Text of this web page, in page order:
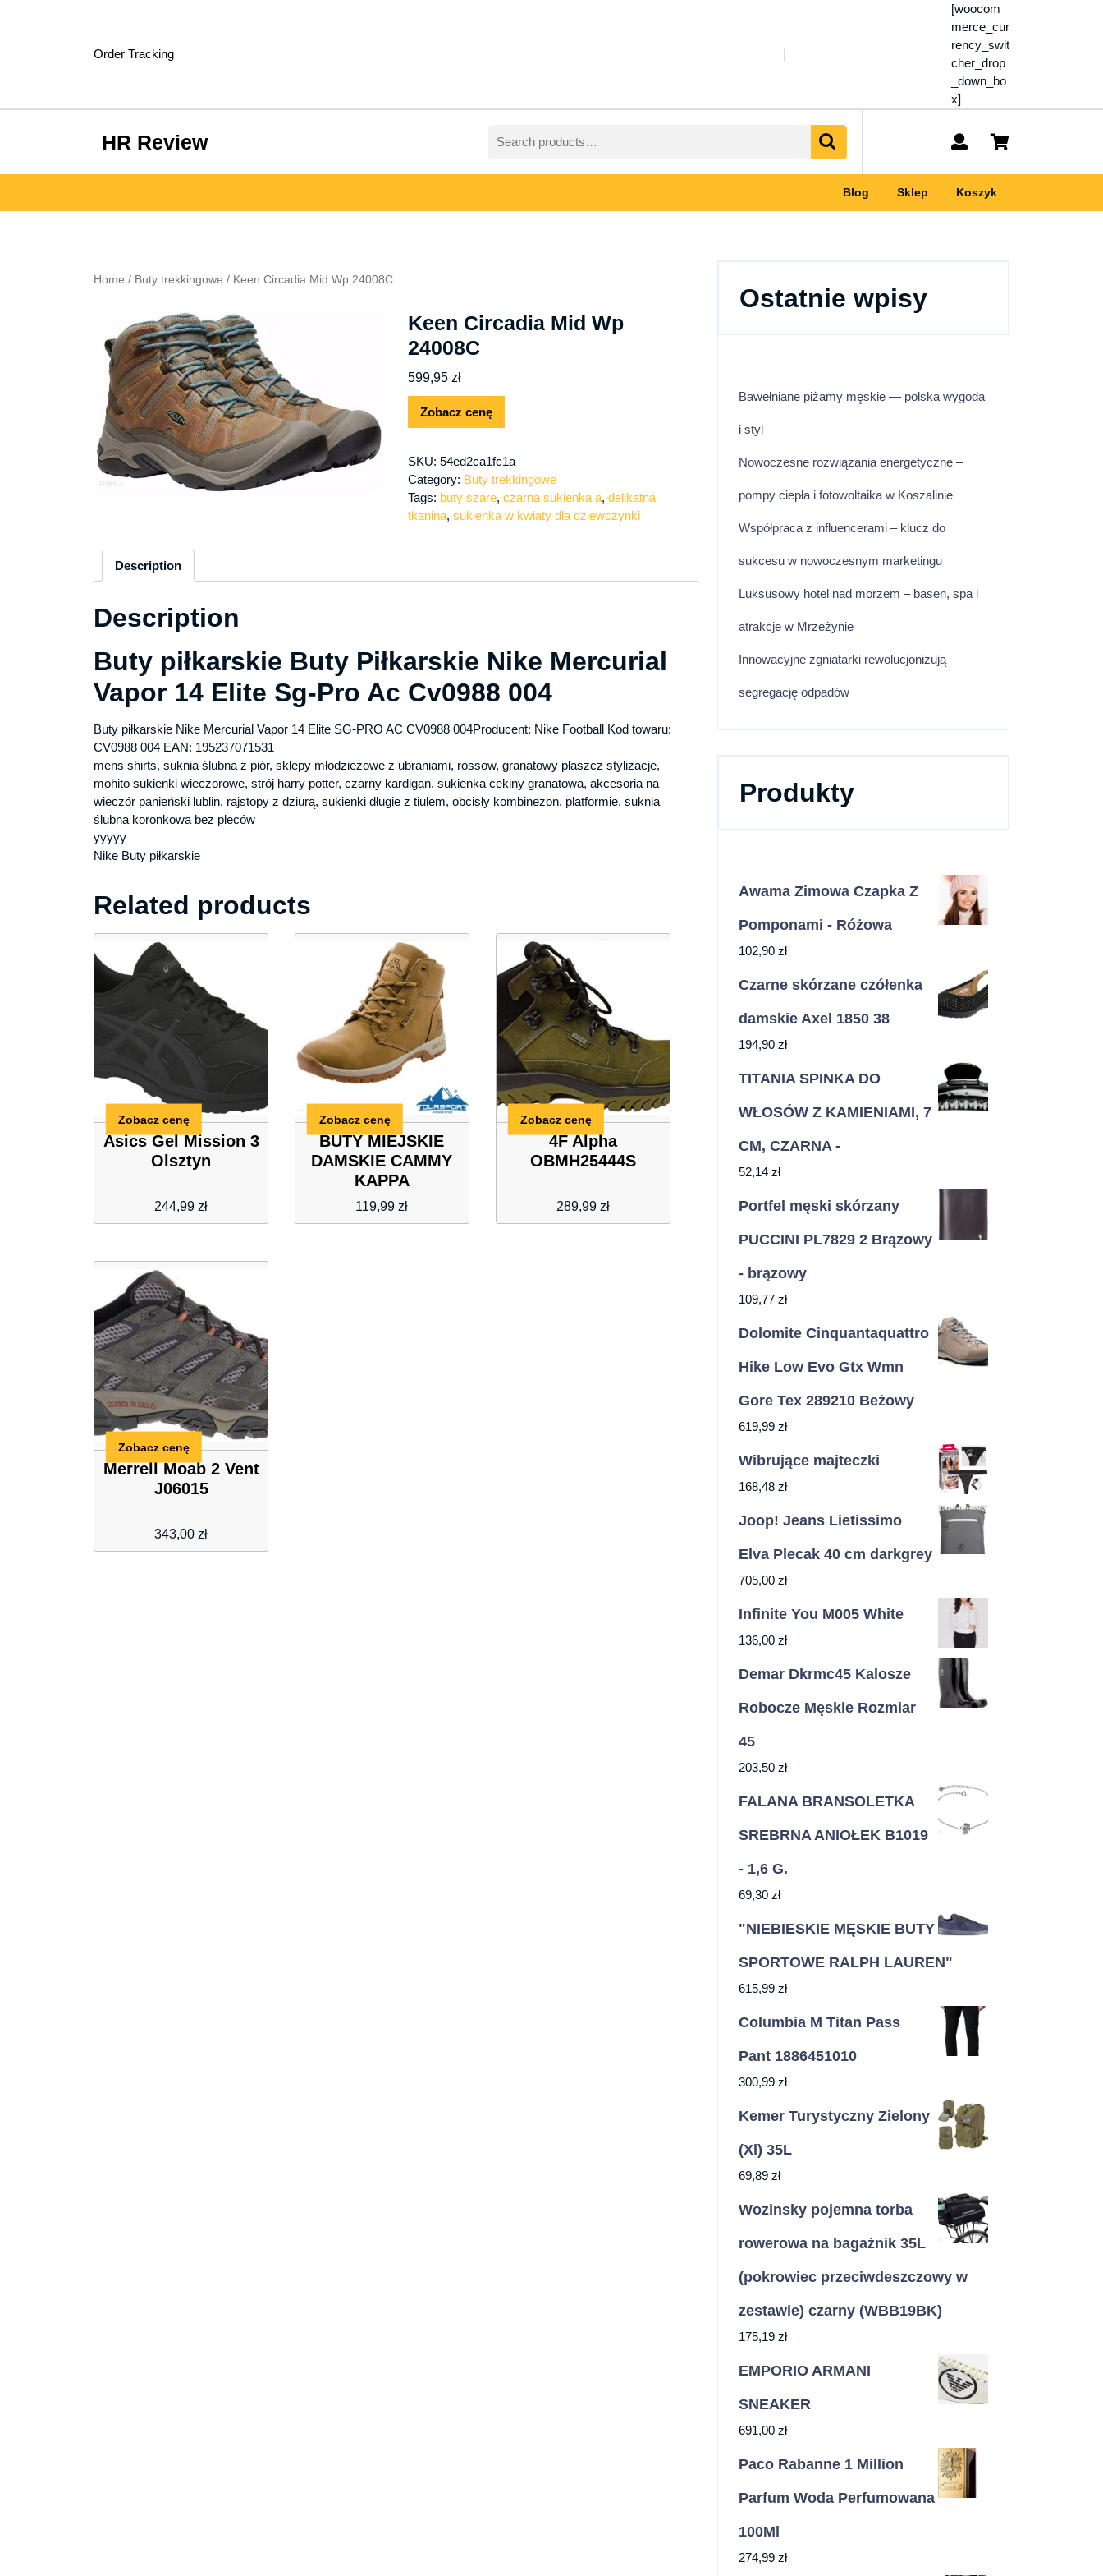
Order Tracking
[woocom
merce_cur
rency_swit
cher_drop
_down_bo
x]
HR Review
for:
My
Blog Sklep Koszyk
Home / Buty trekkingowe / Keen Circadia Mid Wp 24008C
Keen Circadia Mid Wp
24008C
599,95 zł
Zobacz cenę
SKU: 54ed2ca1fc1a
Category: Buty trekkingowe
Tags: buty szare, czarna sukienka a, delikatna
tkanina, sukienka w kwiaty dla dziewczynki
Description
Description
Buty piłkarskie Buty Piłkarskie Nike Mercurial
Vapor 14 Elite Sg-Pro Ac Cv0988 004
Buty piłkarskie Nike Mercurial Vapor 14 Elite SG-PRO AC CV0988 004Producent: Nike Football Kod towaru:
CV0988 004 EAN: 195237071531
mens shirts, suknia ślubna z piór, sklepy młodzieżowe z ubraniami, rossow, granatowy płaszcz stylizacje,
mohito sukienki wieczorowe, strój harry potter, czarny kardigan, sukienka cekiny granatowa, akcesoria na
wieczór panieński lublin, rajstopy z dziurą, sukienki długie z tiulem, obcisły kombinezon, platformie, suknia
ślubna koronkowa bez pleców
yyyyy
Nike Buty piłkarskie
Related products
Asics Gel Mission 3
Olsztyn
244,99 zł
Zobacz cenę
BUTY MIEJSKIE
DAMSKIE CAMMY
KAPPA
119,99zł
Zobacz cenę
4F Alpha
OBMH25444S
289,99 zł
Zobacz cenę
Merrell Moab 2 Vent
J06015
343,00 zł
Zobacz cenę
Ostatnie wpisy
Bawełniane piżamy męskie — polska wygoda
i styl
Nowoczesne rozwiązania energetyczne –
pompy ciepła i fotowoltaika w Koszalinie
Współpraca z influencerami – klucz do
sukcesu w nowoczesnym marketingu
Luksusowy hotel nad morzem – basen, spa i
atrakcje w Mrzeżynie
Innowacyjne zgniatarki rewolucjonizują
segregację odpadów
Produkty
Awama Zimowa Czapka Z
Pomponami - Różowa
102,90 zł
Czarne skórzane czółenka
damskie Axel 1850 38
194,90 zł
TITANIA SPINKA DO
WŁOSÓW Z KAMIENIAMI, 7
CM, CZARNA -
52,14 zł
Portfel męski skórzany
PUCCINI PL7829 2 Brązowy
- brązowy
109,77 zł
Dolomite Cinquantaquattro
Hike Low Evo Gtx Wmn
Gore Tex 289210 Beżowy
619,99 zł
Wibrujące majteczki
168,48 zł
Joop! Jeans Lietissimo
Elva Plecak 40 cm darkgrey
705,00 zł
Infinite You M005 White
136,00 zł
Demar Dkrmc45 Kalosze
Robocze Męskie Rozmiar
45
203,50 zł
FALANA BRANSOLETKA
SREBRNA ANIOŁEK B1019
- 1,6 G.
69,30 zł
"NIEBIESKIE MĘSKIE BUTY
SPORTOWE RALPH LAUREN"
615,99 zł
Columbia M Titan Pass
Pant 1886451010
300,99 zł
Kemer Turystyczny Zielony
(Xl) 35L
69,89 zł
Wozinsky pojemna torba
rowerowa na bagażnik 35L
(pokrowiec przeciwdeszczowy w
zestawie) czarny (WBB19BK)
175,19 zł
EMPORIO ARMANI
SNEAKER
691,00 zł
Paco Rabanne 1 Million
Parfum Woda Perfumowana
100Ml
274,99 zł